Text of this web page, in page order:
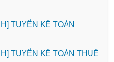
TUYỂN KẾ TOÁN
TUYỂN KẾ TOÁN THUẾ